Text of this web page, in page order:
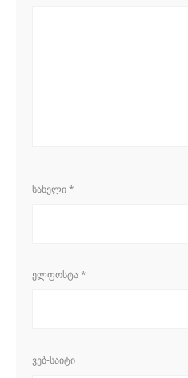
ᲡᲐᲮᲔᲚᲘ*
ᲔᲚᲤᲝᲡᲢᲐ*
ᲕᲔᲑ-ᲡᲐᲘᲢᲘ